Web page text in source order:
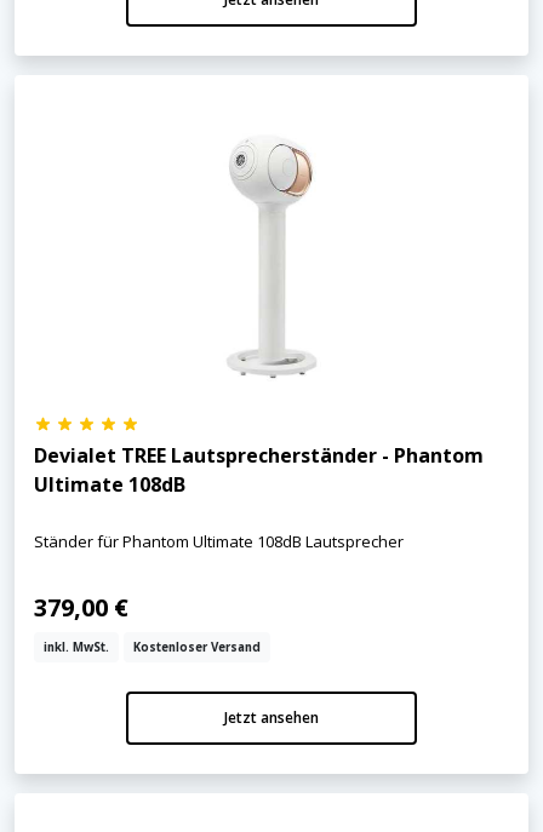
Devialet TREE Lautsprecherständer - Phantom
Ultimate 108dB
Ständer für Phantom Ultimate 108dB Lautsprecher
379,00 €
inkl. MwSt. Kostenloser Versand
Jetzt ansehen